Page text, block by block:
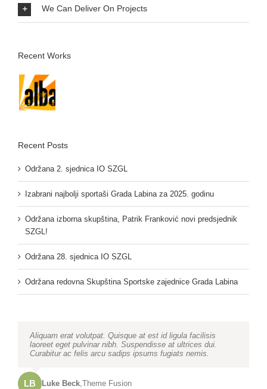
We Can Deliver On Projects
Recent Works
Recent Posts
Održana 2. sjednica IO SZGL
Izabrani najbolji sportaši Grada Labina za 2025. godinu
Održana izborna skupština, Patrik Franković novi predsjednik
SZGL!
Održana 28. sjednica IO SZGL
Održana redovna Skupština Sportske zajednice Grada Labina
Neque porro quisquam est, qui dolorem ipsum quia dolor sit
amet, consec tetur, adipisci velit, sed quia non numquam
eius modi tempora voluptas amets unser.
JD John Doe,My Company
Aliquam erat volutpat. Quisque at est id ligula facilisis
laoreet eget pulvinar nibh. Suspendisse at ultrices dui.
Curabitur ac felis arcu sadips ipsums fugiats nemis.
LB Luke Beck,Theme Fusion